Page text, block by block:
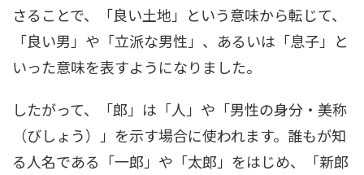
さることで、「良い土地」という意味から転じて、
「良い男」や「立派な男性」、あるいは「息子」と
いった意味を表すようになりました。
したがって、「郎」は「人」や「男性の身分・美称
（びしょう）」を示す場合に使われます。誰もが知
る人名である「一郎」や「太郎」をはじめ、「新郎